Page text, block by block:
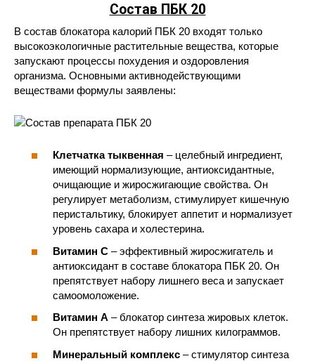
Состав ПБК 20
В состав блокатора калорий ПБК 20 входят только
высокоэкологичные растительные вещества, которые
запускают процессы похудения и оздоровления
организма. Основными активнодействующими
веществами формулы заявлены:
Клетчатка тыквенная – целебный ингредиент,
имеющий нормализующие, антиоксидантные,
очищающие и жиросжигающие свойства. Он
регулирует метаболизм, стимулирует кишечную
перистальтику, блокирует аппетит и нормализует
уровень сахара и холестерина.
Витамин C – эффективный жиросжигатель и
антиоксидант в составе блокатора ПБК 20. Он
препятствует набору лишнего веса и запускает
самоомоложение.
Витамин A – блокатор синтеза жировых клеток.
Он препятствует набору лишних килограммов.
Минеральный комплекс – стимулятор синтеза